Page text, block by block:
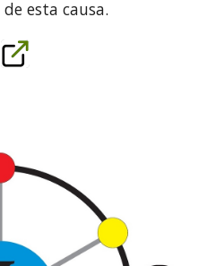
esta causa.